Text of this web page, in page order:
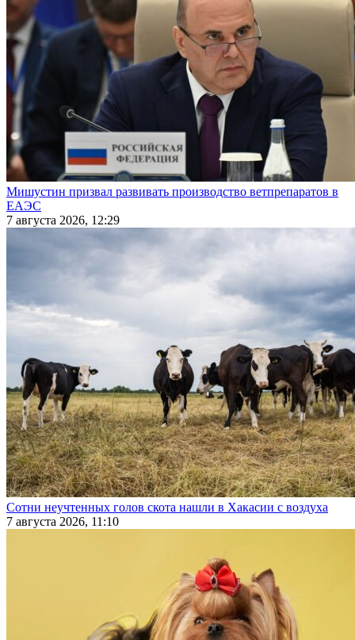
Мишустин призвал развивать производство ветпрепаратов в
ЕАЭС
7 августа 2026, 12:29
Сотни неучтенных голов скота нашли в Хакасии с воздуха
7 августа 2026, 11:10